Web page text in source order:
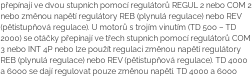
přepínají ve dvou stupních pomocí regulátorů REGUL 2 nebo COM 2
nebo změnou napětí regulátory REB (plynulá regulace) nebo REV
(pětistupňová regulace). U motorů s trojím vinutím (TD 500 – TD
2000) se otáčky přepínají ve třech stupních pomocí regulátorů COM
3 nebo INT 4P nebo lze použít regulaci změnou napětí regulátory
REB (plynulá regulace) nebo REV (pětistupňová regulace). TD 4000
a 6000 se dají regulovat pouze změnou napětí. TD 4000 a 6000